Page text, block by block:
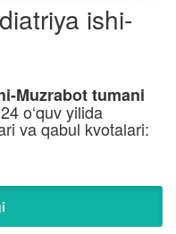
ishi-
Muzrabot tumani
o‘quv yilida
va qabul kvotalari: